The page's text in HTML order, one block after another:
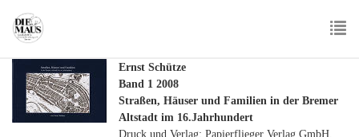
main
content
Ernst Schütze
Band 1 2008
Straßen, Häuser und Familien in der Bremer
Altstadt im 16.Jahrhundert
Druck und Verlag: Papierflieger Verlag GmbH,